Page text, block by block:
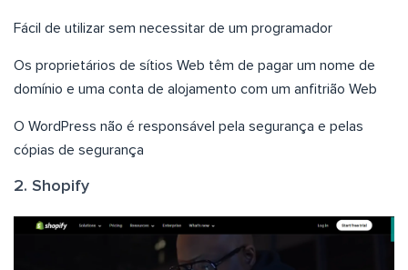
Fácil de utilizar sem necessitar de um programador
Os proprietários de sítios Web têm de pagar um nome de
domínio e uma conta de alojamento com um anfitrião Web
O WordPress não é responsável pela segurança e pelas
cópias de segurança
2. Shopify